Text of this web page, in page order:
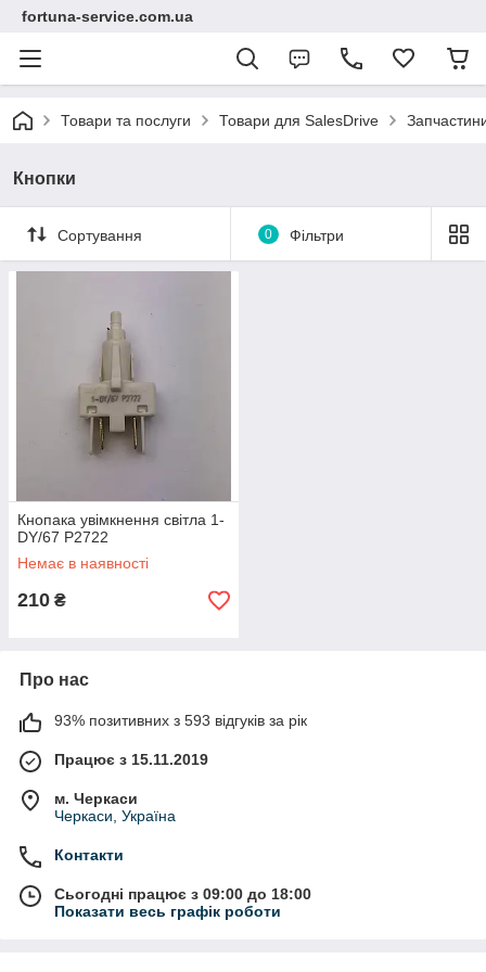
fortuna-service.com.ua
Товари та послуги Товари для SalesDrive
Кнопки
Сортування 0 Фільтри
Кнопака увімкнення світла 1-
DY/67 P2722
Немає в наявності
210 ₴
Про нас
93% позитивних з 593 відгуків за рік
Працює з 15.11.2019
м. Черкаси
Черкаси, Україна
Контакти
Сьогодні працює з 09:00 до 18:00
Показати весь графік роботи